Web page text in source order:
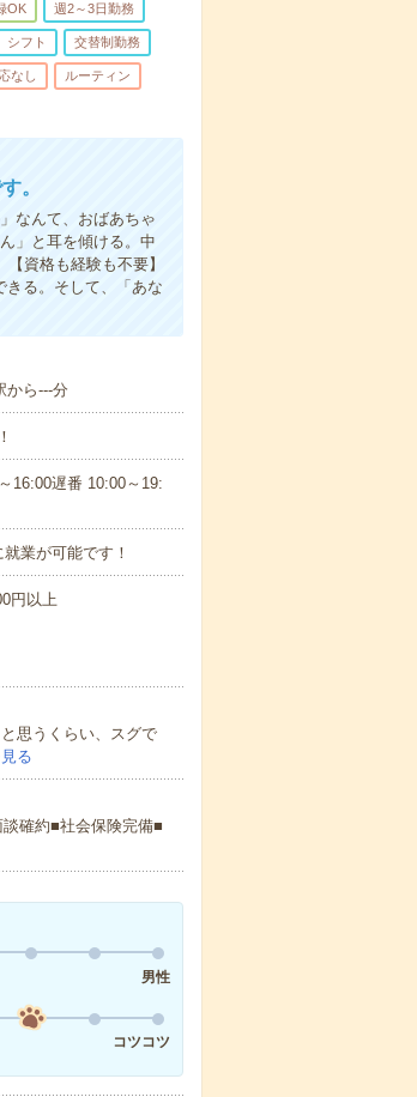
OK 週2～3日勤務
シフト 交替制勤務
なし ルーティン
。
なんて、おばあちゃ
」と耳を傾ける。中
資格も経験も不要】
る。そして、「あな
から---分
16:00遅番 10:00～19:
業が可能です！
円以上
思うくらい、スグで
る
確約■社会保険完備■
男性
コツコツ